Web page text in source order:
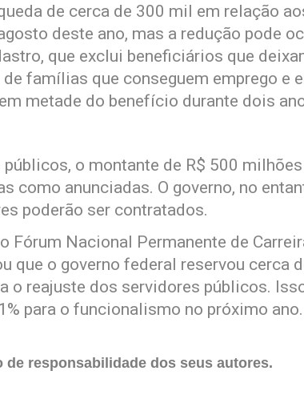
de cerca de 300 mil em relação
deste ano, mas a redução pode
que exclui beneficiários que
famílias que conseguem emprego e
metade do benefício durante dois
o montante de R$ 500
como anunciadas. O governo, no
poderão ser contratados.
Fórum Nacional Permanente de
que o governo federal reservou cerca
o reajuste dos servidores públicos.
para o funcionalismo no próximo ano.
de responsabilidade dos seus autores.